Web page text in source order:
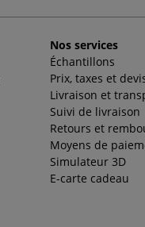
Nos services
Échantillons
Prix, taxes et
Livraison et
Suivi de livraison
Retours et
Moyens de
Simulateur 3D
E-carte cadeau